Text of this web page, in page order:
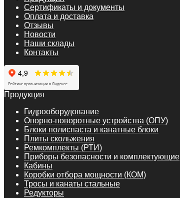
Сертификаты и документы
Оплата и доставка
Отзывы
Новости
Наши склады
Контакты
Продукция
Гидрооборудование
Опорно-поворотные устройства (ОПУ)
Блоки полиспаста и канатные блоки
Плиты скольжения
Ремкомплекты (РТИ)
Приборы безопасности и комплектующие
Кабины
Коробки отбора мощности (КОМ)
Тросы и канаты стальные
Редукторы